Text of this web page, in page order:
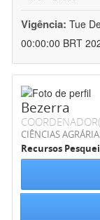
Vigência: Tue
00:00:00 BRT
Bezerra
CIÊNCIAS
Recursos